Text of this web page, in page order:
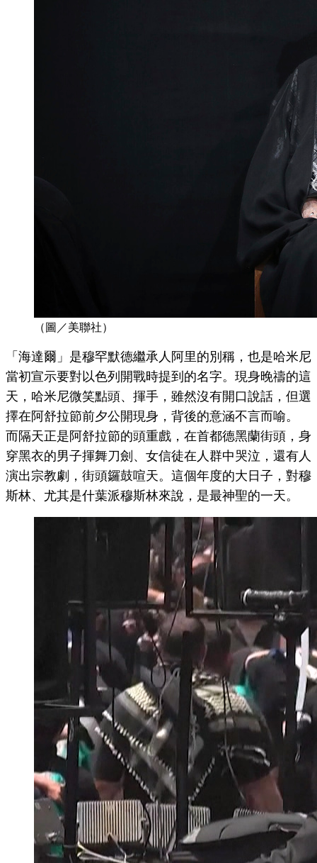
（圖／美聯社）
「海達爾」是穆罕默德繼承人阿里的別稱，也是哈米尼
當初宣示要對以色列開戰時提到的名字。現身晚禱的這
天，哈米尼微笑點頭、揮手，雖然沒有開口說話，但選
擇在阿舒拉節前夕公開現身，背後的意涵不言而喻。
而隔天正是阿舒拉節的頭重戲，在首都德黑蘭街頭，身
穿黑衣的男子揮舞刀劍、女信徒在人群中哭泣，還有人
演出宗教劇，街頭鑼鼓喧天。這個年度的大日子，對穆
斯林、尤其是什葉派穆斯林來說，是最神聖的一天。